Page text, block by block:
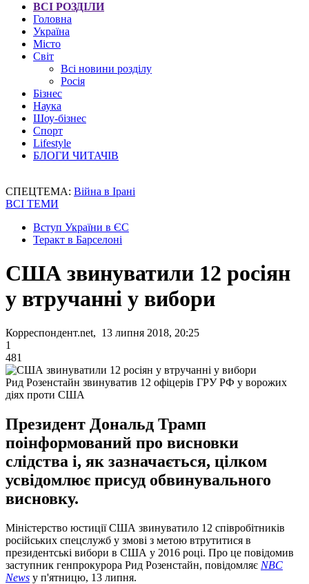
ВСІ РОЗДІЛИ
Головна
Україна
Місто
Світ
Всі новини розділу
Росія
Бізнес
Наука
Шоу-бізнес
Спорт
Lifestyle
БЛОГИ ЧИТАЧІВ
СПЕЦТЕМА: Війна в Ірані
ВСІ ТЕМИ
Вступ України в ЄС
Теракт в Барселоні
США звинуватили 12 росіян
у втручанні у вибори
Корреспондент.net, 13 липня 2018, 20:25
1
481
Рид Розенстайн звинуватив 12 офіцерів ГРУ РФ у ворожих
діях проти США
Президент Дональд Трамп
поінформований про висновки
слідства і, як зазначається, цілком
усвідомлює присуд обвинувального
висновку.
Міністерство юстиції США звинуватило 12 співробітників
російських спецслужб у змові з метою втрутитися в
президентські вибори в США у 2016 році. Про це повідомив
заступник генпрокурора Рид Розенстайн, повідомляє NBC
News у п'ятницю, 13 липня.